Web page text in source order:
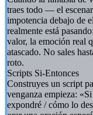
traes todo — el
impotencia debajo de
realmente está
valor, la emoción real
atascado. No sales
roto.
Scripts Si-Entonces
Construyes un script
venganza empieza:
expondré / cómo lo